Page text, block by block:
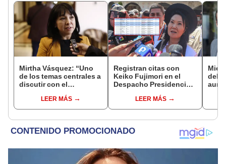
Mirtha Vásquez: “Uno
de los temas centrales a
discutir con el
memoria"LEER MÁS
Registran citas con
Keiko Fujimori en el
Despacho Presidencial
LEER MÁS
del